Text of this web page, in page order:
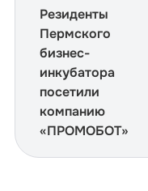
Резиденты
Пермского
бизнес-
инкубатора
посетили
компанию
«ПРОМОБОТ»